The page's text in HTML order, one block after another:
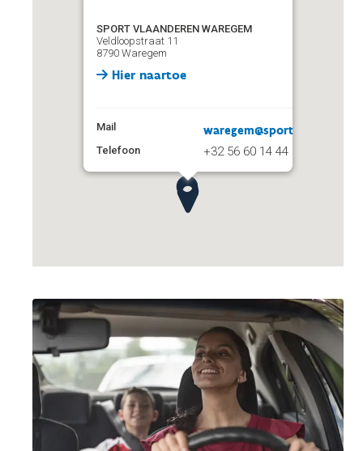
SPORT VLAANDEREN WAREGEM
Veldloopstraat 11
8790 Waregem
Hier naartoe
Mail waregem@sport.vlaanderen
Telefoon +32 56 60 14 44